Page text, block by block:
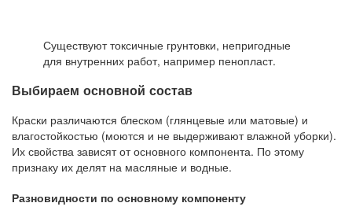
Существуют токсичные грунтовки, непригодные
для внутренних работ, например пенопласт.
Выбираем основной состав
Краски различаются блеском (глянцевые или матовые) и
влагостойкостью (моются и не выдерживают влажной уборки).
Их свойства зависят от основного компонента. По этому
признаку их делят на масляные и водные.
Разновидности по основному компоненту